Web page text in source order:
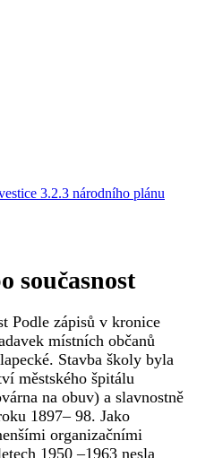
3.2.3 národního plánu
současnost
Podle zápisů v kronice
místních občanů
Stavba školy byla
městského špitálu
na obuv) a slavnostně
1897– 98. Jako
organizačními
1950 –1963 nesla